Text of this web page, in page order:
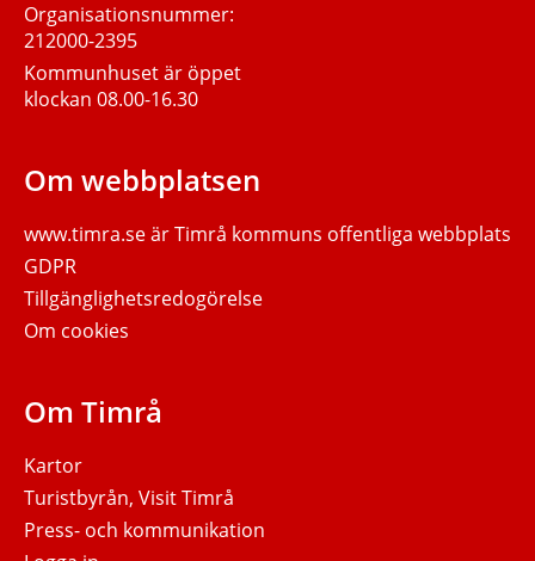
Organisationsnummer:
212000-2395
Kommunhuset är öppet
klockan 08.00-16.30
Om webbplatsen
www.timra.seär Timrå kommuns offentliga webbplats
GDPR
Tillgänglighetsredogörelse
Om cookies
Om Timrå
Kartor
Turistbyrån, Visit Timrå
Press- och kommunikation